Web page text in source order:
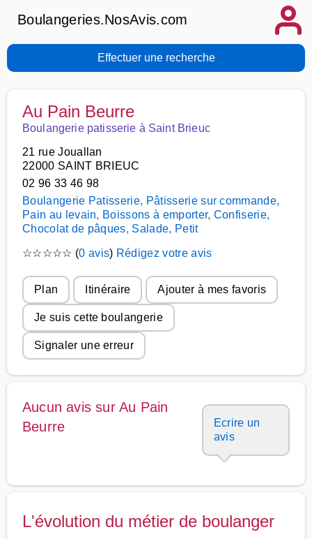
Boulangeries.NosAvis.com
Effectuer une recherche
Au Pain Beurre
Boulangerie patisserie à Saint Brieuc
21 rue Jouallan
22000 SAINT BRIEUC
02 96 33 46 98
Boulangerie Patisserie, Pâtisserie sur commande,
Pain au levain, Boissons à emporter, Confiserie,
Chocolat de pâques, Salade, Petit
☆☆☆☆☆ (0 avis) Rédigez votre avis
Plan Itinéraire Ajouter à mes favoris
Je suis cette boulangerie
Signaler une erreur
Aucun avis sur Au Pain
Beurre
Ecrire un
avis
L'évolution du métier de boulanger